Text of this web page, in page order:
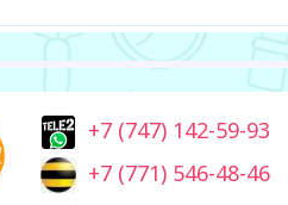
+7 (747) 142-59-93
+7 (771) 546-48-46